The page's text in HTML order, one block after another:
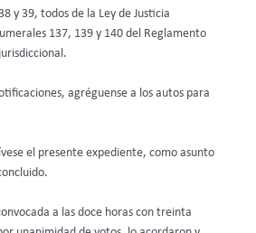
y 39, todos de la Ley de Justicia
137, 139 y 140 del Reglamento
agréguense a los autos para
el presente expediente, como asunto
a las doce horas con treinta